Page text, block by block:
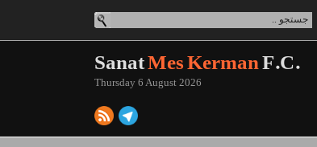
SanatMes KermanF.C.
Thursday 6 August 2026